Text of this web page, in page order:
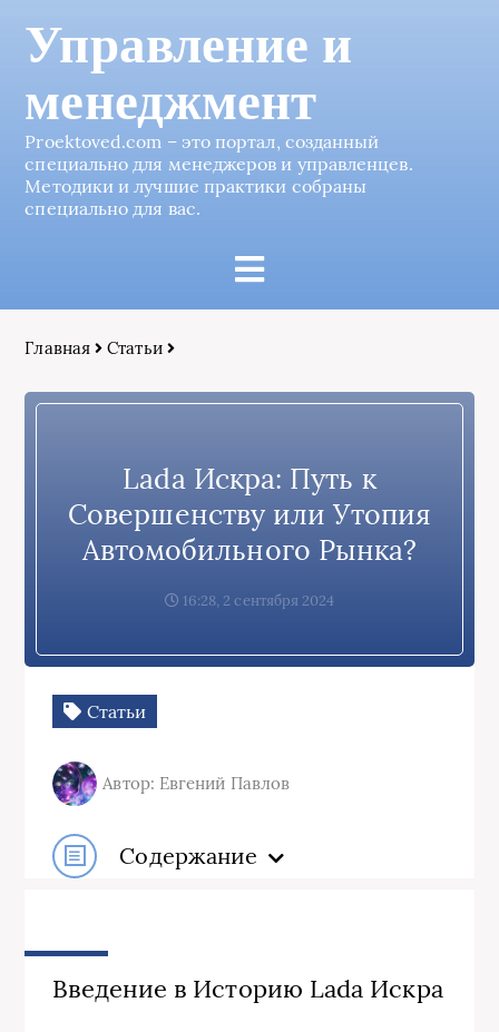
Управление и
менеджмент
Proektoved.com – это портал, созданный
специально для менеджеров и управленцев.
Методики и лучшие практики собраны
специально для вас.
Главная Статьи
Lada Искра: Путь к
Совершенству или Утопия
Автомобильного Рынка?
16:28, 2 сентября 2024
Статьи
Автор: Евгений Павлов
Содержание
Введение в Историю Lada Искра